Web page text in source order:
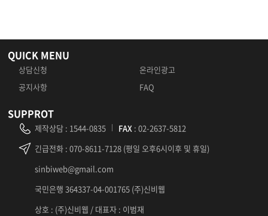
QUICK MENU
상담신청
온라인광고
공지사항
FAQ
SUPPROT
제작상담 : 1544-0835 FAX : 02-2637-5812
긴급전화 : 070-8611-7128 (평일 오후6시이후 및 휴일)
sinbiweb@gmail.com
국민은행 364337-04-001765 (주)신비웹
상호 : (주)신비웹 / 대표자 : 이범재